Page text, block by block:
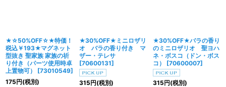
★☆50%OFF☆★特価！
税込￥193★マグネット
型抜き 聖家族 家族の祈
り付き（パーツ使用時卓
上置物可）
[73010549]
175円(税別)
★30%OFF★ミニロザリ
オ バラの香り付き マ
ザー・テレサ
[70600131]
315円(税別)
★30%OFF★バラの香り
のミニロザリオ 聖ヨハ
ネ・ボスコ（ドン・ボス
コ）
[70600007]
315円(税別)